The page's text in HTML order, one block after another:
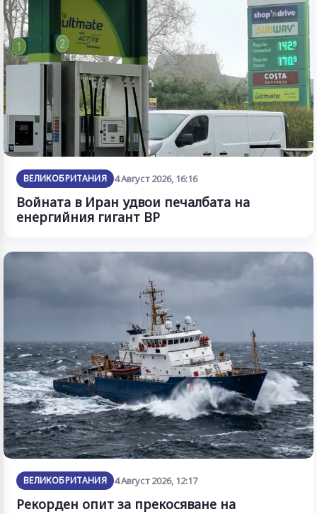
ВЕЛИКОБРИТАНИЯ 4 Август 2026, 16:16
Войната в Иран удвои печалбата на
енергийния гигант BP
ВЕЛИКОБРИТАНИЯ 4 Август 2026, 12:17
Рекорден опит за прекосяване на